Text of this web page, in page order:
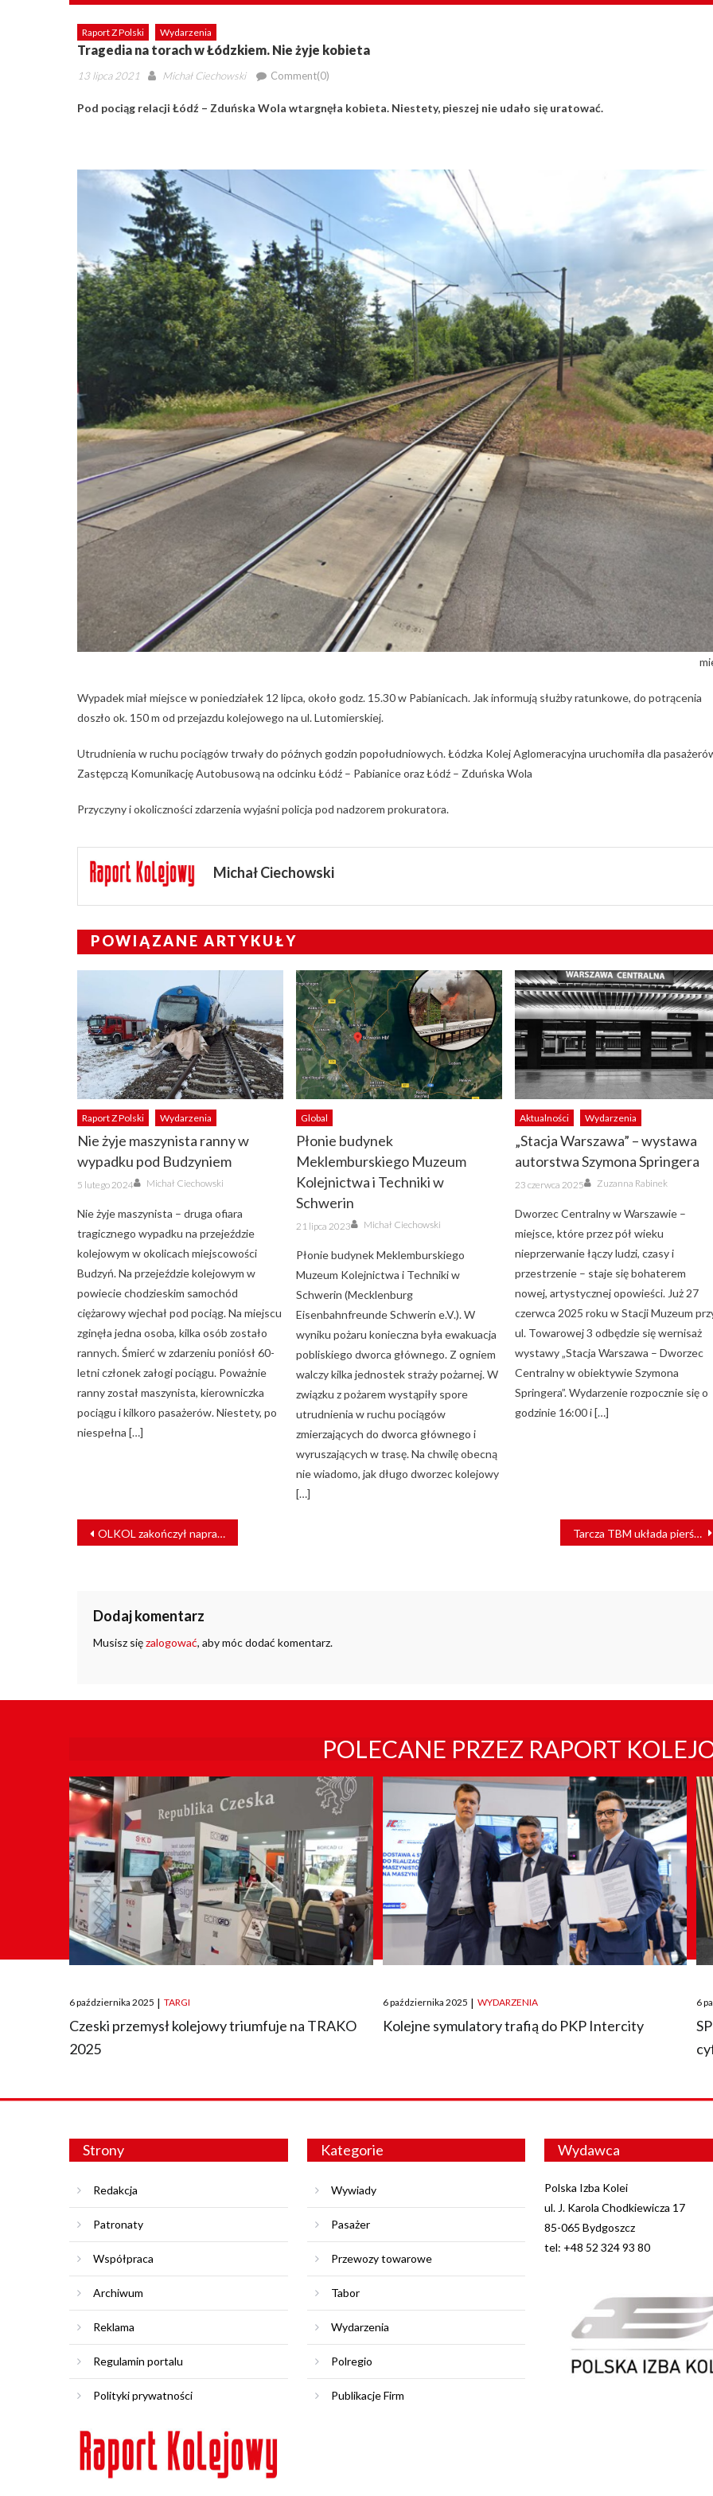
Raport Z Polski Wydarzenia
Tragedia na torach w Łódzkiem. Nie żyje kobieta
Posted
13 lipca 2021 Author
Michał Ciechowski Comment(0)
Pod pociąg relacji Łódź – Zduńska Wola wtargnęła kobieta. Niestety, pieszej nie udało się uratować.
Wypadek miał miejsce w poniedziałek 12 lipca, około godz. 15.30 w Pabianicach. Jak informują służby ratunkowe, do potrącenia
doszło ok. 150 m od przejazdu kolejowego na ul. Lutomierskiej.
Utrudnienia w ruchu pociągów trwały do późnych godzin popołudniowych. Łódzka Kolej Aglomeracyjna uruchomiła dla
Zastępczą Komunikację Autobusową na odcinku Łódź – Pabianice oraz Łódź – Zduńska Wola
Przyczyny i okoliczności zdarzenia wyjaśni policja pod nadzorem prokuratora.
Michał Ciechowski
POWIĄZANE ARTYKUŁY
Raport Z Polski Wydarzenia
Nie żyje maszynista ranny w
wypadku pod Budzyniem
Posted
on
5 lutego 2024 Author
Michał Ciechowski
Nie żyje maszynista – druga ofiara
tragicznego wypadku na przejeździe
kolejowym w okolicach miejscowości
Budzyń. Na przejeździe kolejowym w
powiecie chodzieskim samochód
ciężarowy wjechał pod pociąg. Na miejscu
zginęła jedna osoba, kilka osób zostało
rannych. Śmierć w zdarzeniu poniósł 60-
letni członek załogi pociągu. Poważnie
ranny został maszynista, kierowniczka
pociągu i kilkoro pasażerów. Niestety, po
niespełna […]
Global
Płonie budynek
Meklemburskiego Muzeum
Kolejnictwa i Techniki w
Schwerin
Posted
on
21 lipca 2023 Author
Michał Ciechowski
Płonie budynek Meklemburskiego
Muzeum Kolejnictwa i Techniki w
Schwerin (Mecklenburg
Eisenbahnfreunde Schwerin e.V.). W
wyniku pożaru konieczna była ewakuacja
pobliskiego dworca głównego. Z ogniem
walczy kilka jednostek straży pożarnej. W
związku z pożarem wystąpiły spore
utrudnienia w ruchu pociągów
zmierzających do dworca głównego i
wyruszających w trasę. Na chwilę obecną
nie wiadomo, jak długo dworzec kolejowy
[…]
Aktualności Wydarzenia
„Stacja Warszawa” – wystawa
autorstwa Szymona Springera
Posted
on
23 czerwca 2025 Author
Zuzanna Rabinek
Dworzec Centralny w Warszawie –
miejsce, które przez pół wieku
nieprzerwanie łączy ludzi, czasy i
przestrzenie – staje się bohaterem
nowej, artystycznej opowieści. Już 27
czerwca 2025 roku w Stacji Muzeum
ul. Towarowej 3 odbędzie się wernisaż
wystawy „Stacja Warszawa – Dworzec
Centralny w obiektywie Szymona
Springera”. Wydarzenie rozpocznie się o
godzinie 16:00 i […]
NAWIGACJA
WPISU
OLKOL zakończył naprawę powypadkową lokomotywy EP07-1058 [ZDJĘCIA] Tarcza TBM układa pierścienie dwutorowego tunelu w stronę Łodzi Fabrycznej [ZDJĘCIA]
Dodaj komentarz
Musisz sięzalogować, aby móc dodać komentarz.
POLECANE PRZEZ RAPORT
Posted
on
6 października 2025 | TARGI
Czeski przemysł kolejowy triumfuje na TRAKO
2025
Posted
on
6 października 2025 | WYDARZENIA
Kolejne symulatory trafią do PKP Intercity
on
6
Strony
Redakcja
Patronaty
Współpraca
Archiwum
Reklama
Regulamin portalu
Polityki prywatności
Kategorie
Wywiady
Pasażer
Przewozy towarowe
Tabor
Wydarzenia
Polregio
Publikacje Firm
Wydawca
Polska Izba Kolei
ul. J. Karola Chodkiewicza 17
85-065 Bydgoszcz
tel: +48 52 324 93 80